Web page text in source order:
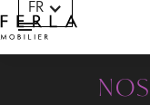
FR
NOS
Panneau de gestion